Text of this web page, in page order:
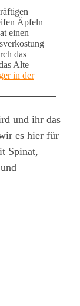
Äpfeln
einen
das
Alte
in der
und ihr das
es hier für
Spinat,